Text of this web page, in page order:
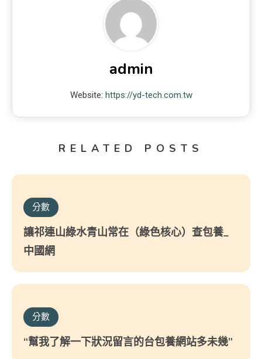
admin
Website: https://yd-tech.com.tw
RELATED POSTS
分數
讓祁連山綠水青山常在（綠色核心）查包養_
中國網
分數
“幫我了解一下狀況留言的台包養網站多未幾”